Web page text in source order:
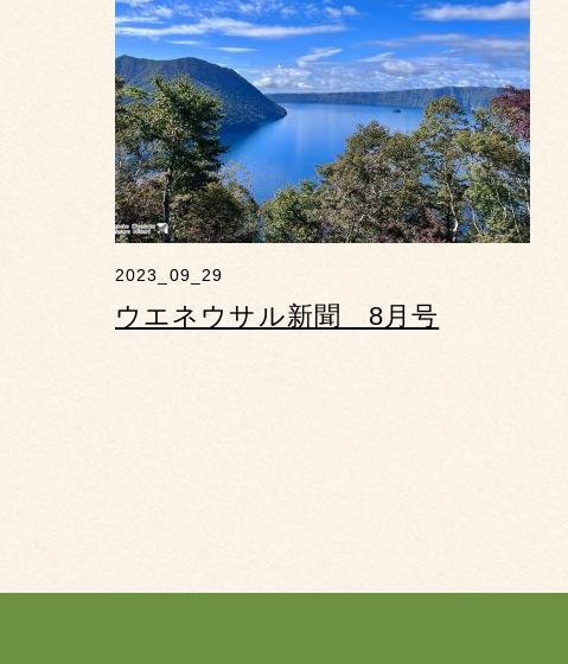
2023_09_29
ウエネウサル新聞 8月号